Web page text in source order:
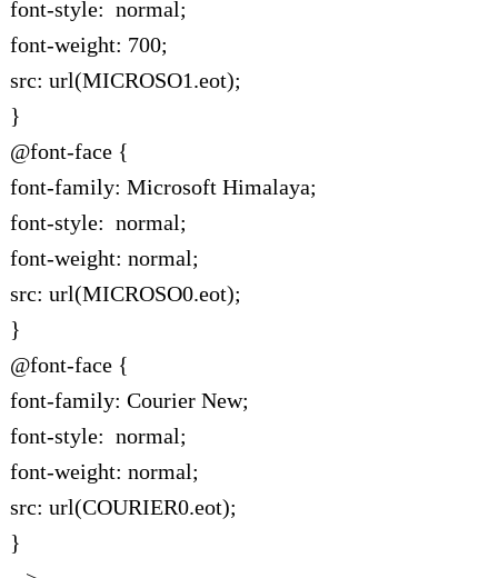
font-style: normal;
font-weight: 700;
src: url(MICROSO1.eot);
}
@font-face {
font-family: Microsoft Himalaya;
font-style: normal;
font-weight: normal;
src: url(MICROSO0.eot);
}
@font-face {
font-family: Courier New;
font-style: normal;
font-weight: normal;
src: url(COURIER0.eot);
}